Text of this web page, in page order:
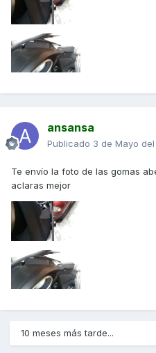
ansansa
Publicado 3 de Mayo del
Te envío la foto de las gomas
aclaras mejor
10 meses más tarde...